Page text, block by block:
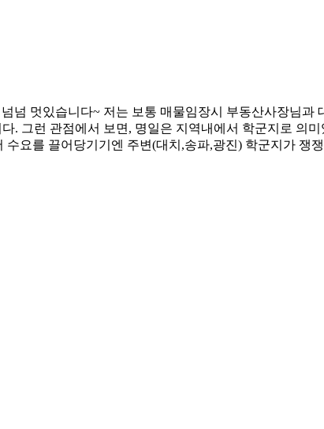
넘 멋있습니다~ 저는 보통 매물임장시 부동산사장님과
. 그런 관점에서 보면, 명일은 지역내에서 학군지로 의
요를 끌어당기기엔 주변(대치,송파,광진) 학군지가 쟁